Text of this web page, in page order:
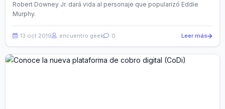
Robert Downey Jr. dará vida al personaje que popularizó Eddie
Murphy.
13 oct 2019 encuentro geek 0 Leer más